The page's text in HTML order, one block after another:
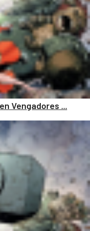
Vengadores ...